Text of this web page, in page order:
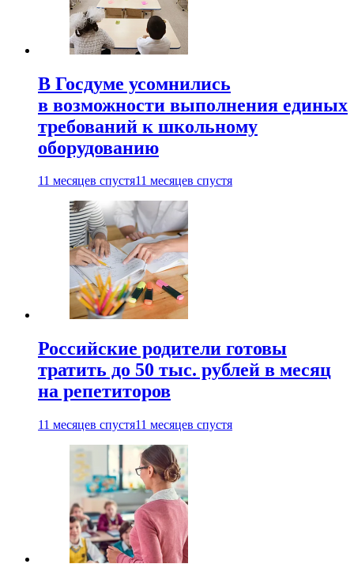
В Госдуме усомнились
в возможности выполнения единых
требований к школьному
оборудованию
11 месяцев спустя11 месяцев спустя
Российские родители готовы
тратить до 50 тыс. рублей в месяц
на репетиторов
11 месяцев спустя11 месяцев спустя